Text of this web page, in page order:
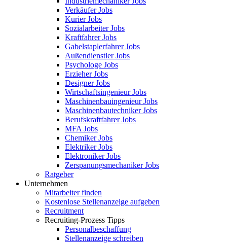
Verkäufer Jobs
Kurier Jobs
Sozialarbeiter Jobs
Kraftfahrer Jobs
Gabelstaplerfahrer Jobs
Außendienstler Jobs
Psychologe Jobs
Erzieher Jobs
Designer Jobs
Wirtschaftsingenieur Jobs
Maschinenbauingenieur Jobs
Maschinenbautechniker Jobs
Berufskraftfahrer Jobs
MFA Jobs
Chemiker Jobs
Elektriker Jobs
Elektroniker Jobs
Zerspanungsmechaniker Jobs
Ratgeber
Unternehmen
Mitarbeiter finden
Kostenlose Stellenanzeige aufgeben
Recruitment
Recruiting-Prozess Tipps
Personalbeschaffung
Stellenanzeige schreiben